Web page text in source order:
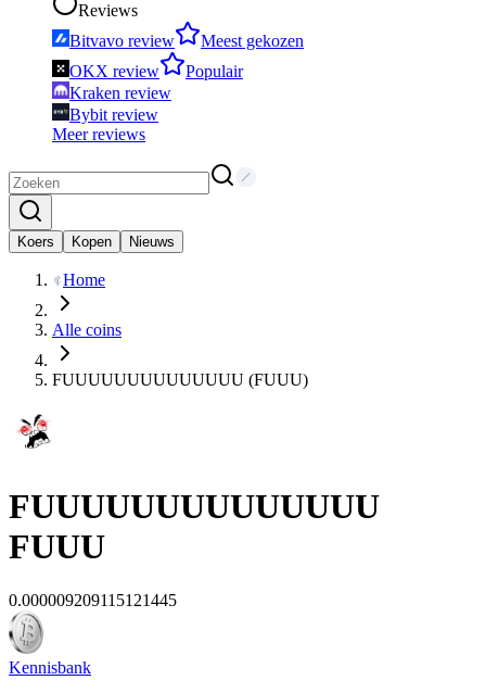
Reviews
Bitvavo review
Meest gekozen
OKX review
Populair
Kraken review
Bybit review
Meer reviews
Koers Kopen Nieuws
Home
Alle coins
FUUUUUUUUUUUUUU (FUUU)
FUUUUUUUUUUUUUU
FUUU
0.000009209115121445
Kennisbank